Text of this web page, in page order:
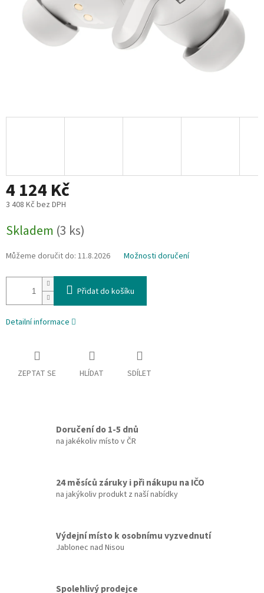
4 124 Kč
3 408 Kč bez DPH
cena:
Skladem (3 ks)
Můžeme doručit do: 11.8.2026 Možnosti doručení
Přidat do košíku
Detailní informace
ZEPTAT SE HLÍDAT SDÍLET
Doručení do 1-5 dnů
na jakékoliv místo v ČR
24 měsíců záruky i při nákupu na IČO
na jakýkoliv produkt z naší nabídky
Výdejní místo k osobnímu vyzvednutí
Jablonec nad Nisou
Spolehlivý prodejce